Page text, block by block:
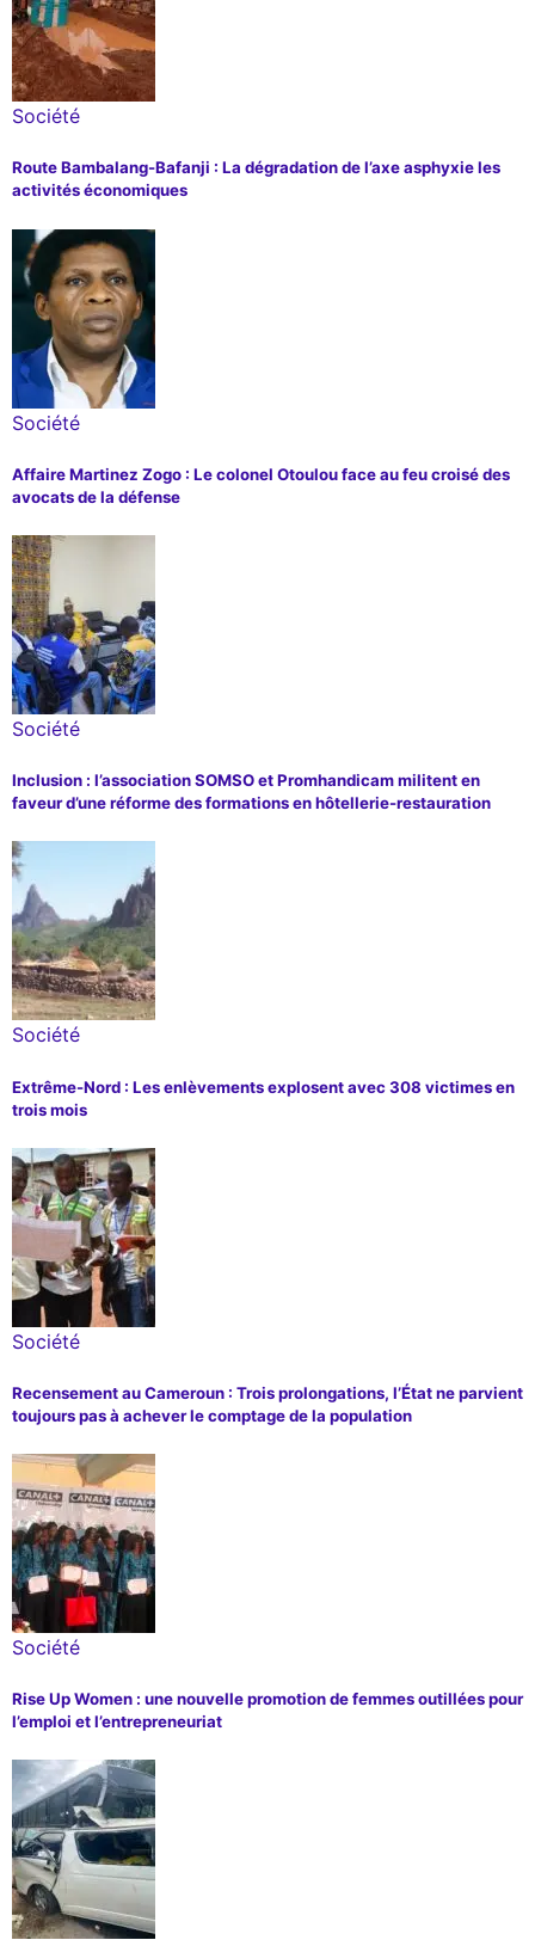
Société
Route Bambalang-Bafanji : La dégradation de l’axe asphyxie les
activités économiques
Société
Affaire Martinez Zogo : Le colonel Otoulou face au feu croisé des
avocats de la défense
Société
Inclusion : l’association SOMSO et Promhandicam militent en
faveur d’une réforme des formations en hôtellerie-restauration
Société
Extrême-Nord : Les enlèvements explosent avec 308 victimes en
trois mois
Société
Recensement au Cameroun : Trois prolongations, l’État ne parvient
toujours pas à achever le comptage de la population
Société
Rise Up Women : une nouvelle promotion de femmes outillées pour
l’emploi et l’entrepreneuriat